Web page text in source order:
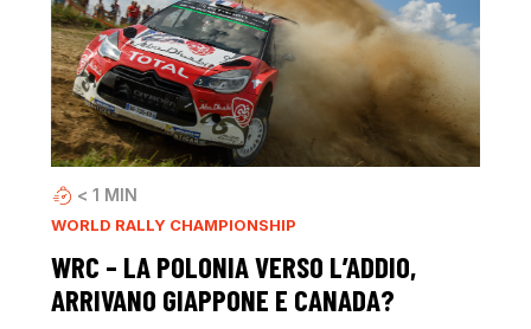
< 1 MIN
WORLD RALLY CHAMPIONSHIP
WRC – LA POLONIA VERSO L’ADDIO,
ARRIVANO GIAPPONE E CANADA?